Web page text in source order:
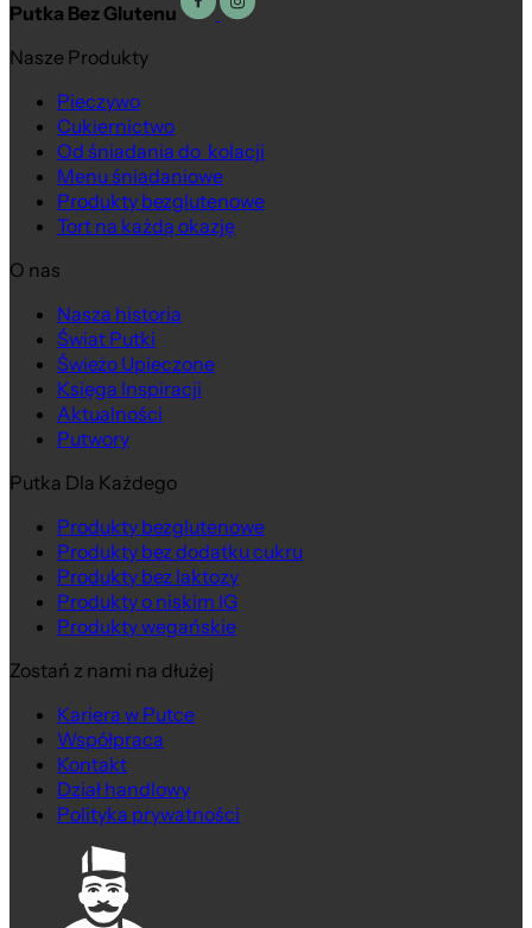
Putka Bez Glutenu
Nasze Produkty
Pieczywo
Cukiernictwo
Od śniadania do kolacji
Menu śniadaniowe
Produkty bezglutenowe
Tort na każdą okazję
O nas
Nasza historia
Świat Putki
Świeżo Upieczone
Księga Inspiracji
Aktualności
Putwory
Putka Dla Każdego
Produkty bezglutenowe
Produkty bez dodatku cukru
Produkty bez laktozy
Produkty o niskim IG
Produkty wegańskie
Zostań z nami na dłużej
Kariera w Putce
Współpraca
Kontakt
Dział handlowy
Polityka prywatności